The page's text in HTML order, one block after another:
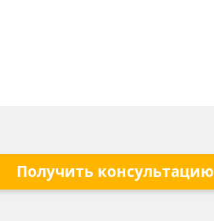
Получить консультацию